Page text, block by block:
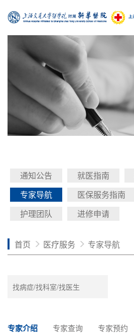
通知公告 就医指南
专家导航
医保服务指南
护理团队
进修申请
首页 医疗服务 专家导航
专家介绍 专家查询 专家预约